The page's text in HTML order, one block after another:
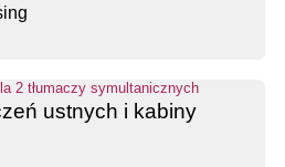
ustnych i kabiny